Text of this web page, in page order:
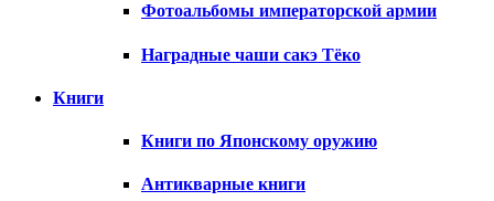
Фотоальбомы императорской армии
Наградные чаши сакэ Тёко
Книги
Книги по Японскому оружию
Антикварные книги